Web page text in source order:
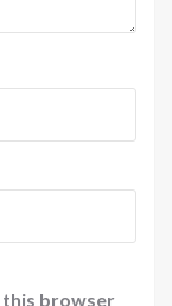
this browser